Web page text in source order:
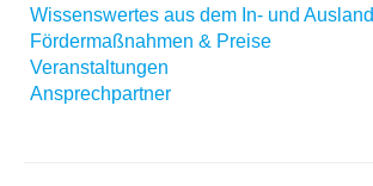
Wissenswertes aus dem In- und Ausland
Fördermaßnahmen & Preise
Veranstaltungen
Ansprechpartner